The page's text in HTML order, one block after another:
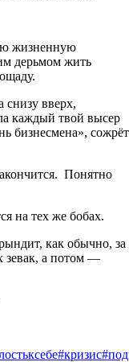
жизненную
дерьмом жить
снизу вверх,
каждый твой высер
бизнесмена», сожрёт
Понятно
на тех же бобах.
как обычно, за
зевак, а потом —
#кризис